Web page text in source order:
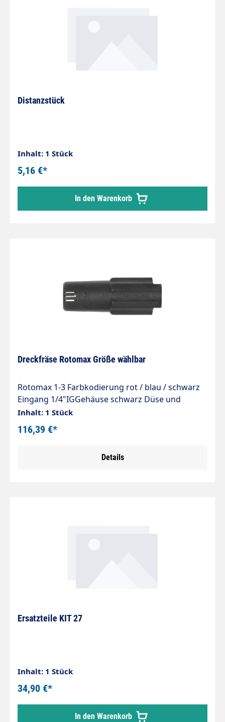
Distanzstück
Inhalt: 1 Stück
5,16 €*
In den Warenkorb
Dreckfräse Rotomax Größe wählbar
Rotomax 1-3 Farbkodierung rot / blau / schwarz
Eingang 1/4"IGGehäuse schwarz Düse und
Dichtsatz aus Keramik Spritzwinkel einstellbar
Max. 100 - 250 bar / 80°C
Inhalt: 1 Stück
116,39 €*
Details
Ersatzteile KIT 27
Inhalt: 1 Stück
34,90 €*
In den Warenkorb